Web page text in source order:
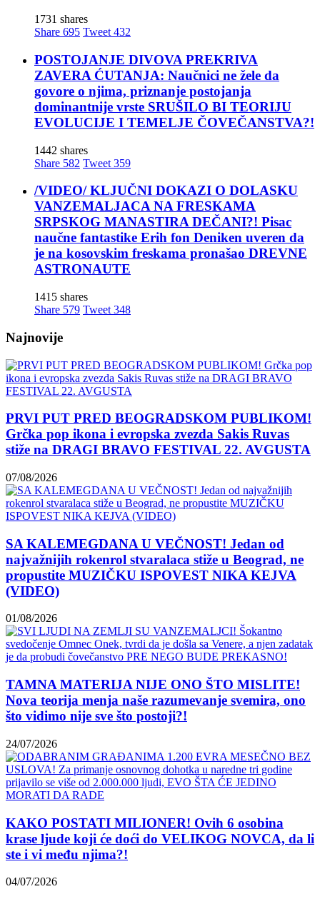
1731 shares
Share 695 Tweet 432
POSTOJANJE DIVOVA PREKRIVA
ZAVERA ĆUTANJA: Naučnici ne žele da
govore o njima, priznanje postojanja
dominantnije vrste SRUŠILO BI TEORIJU
EVOLUCIJE I TEMELJE ČOVEČANSTVA?!
1442 shares
Share 582 Tweet 359
/VIDEO/ KLJUČNI DOKAZI O DOLASKU
VANZEMALJACA NA FRESKAMA
SRPSKOG MANASTIRA DEČANI?! Pisac
naučne fantastike Erih fon Deniken uveren da
je na kosovskim freskama pronašao DREVNE
ASTRONAUTE
1415 shares
Share 579 Tweet 348
Najnovije
PRVI PUT PRED BEOGRADSKOM PUBLIKOM!
Grčka pop ikona i evropska zvezda Sakis Ruvas
stiže na DRAGI BRAVO FESTIVAL 22. AVGUSTA
07/08/2026
SA KALEMEGDANA U VEČNOST! Jedan od
najvažnijih rokenrol stvaralaca stiže u Beograd, ne
propustite MUZIČKU ISPOVEST NIKA KEJVA
(VIDEO)
01/08/2026
TAMNA MATERIJA NIJE ONO ŠTO MISLITE!
Nova teorija menja naše razumevanje svemira, ono
što vidimo nije sve što postoji?!
24/07/2026
KAKO POSTATI MILIONER! Ovih 6 osobina
krase ljude koji će doći do VELIKOG NOVCA, da li
ste i vi među njima?!
04/07/2026